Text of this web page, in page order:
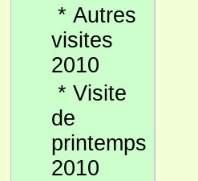
* Autres
visites
2010
* Visite
de
printemps
2010